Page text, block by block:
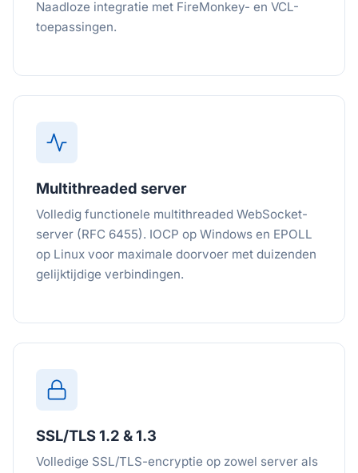
Naadloze integratie met FireMonkey- en VCL-
toepassingen.
Multithreaded server
Volledig functionele multithreaded WebSocket-
server (RFC 6455). IOCP op Windows en EPOLL
op Linux voor maximale doorvoer met duizenden
gelijktijdige verbindingen.
SSL/TLS 1.2 & 1.3
Volledige SSL/TLS-encryptie op zowel server als